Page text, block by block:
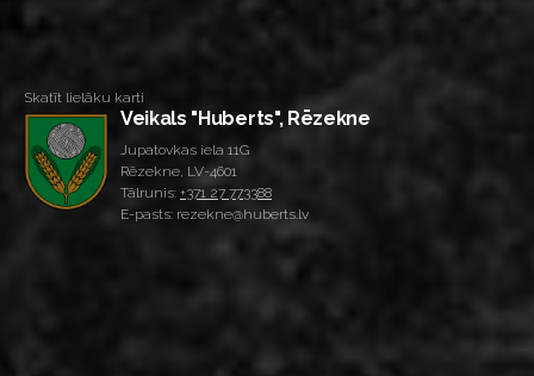
Skatīt lielāku karti
Veikals "Huberts", Rēzekne
Jupatovkas iela 11G
Rēzekne, LV-4601
Tālrunis: +371 27 773388
E-pasts: rezekne@huberts.lv